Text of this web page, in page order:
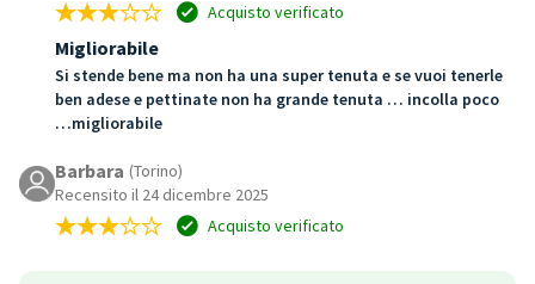
Acquisto verificato
Migliorabile
Si stende bene ma non ha una super tenuta e se vuoi tenerle
ben adese e pettinate non ha grande tenuta … incolla poco
…migliorabile
Barbara (Torino)
Recensito il 24 dicembre 2025
Acquisto verificato